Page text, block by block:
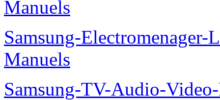
Manuels
Samsung-
Manuels
Samsung-TV-Audio-